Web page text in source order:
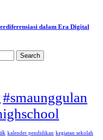
dalam Era Digital
#smaunggulan
kalender pendidikan kegiatan sekolah